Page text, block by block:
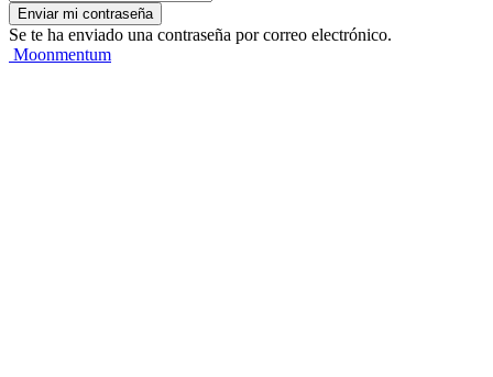
Se te ha enviado una contraseña por correo electrónico.
Moonmentum